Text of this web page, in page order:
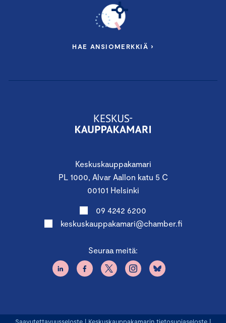
Keskuskauppakamari
PL 1000, Alvar Aallon katu 5 C
00101 Helsinki
09 4242 6200
keskuskauppakamari@chamber.fi
Seuraa meitä:
HAE ANSIOMERKKIÄ ›